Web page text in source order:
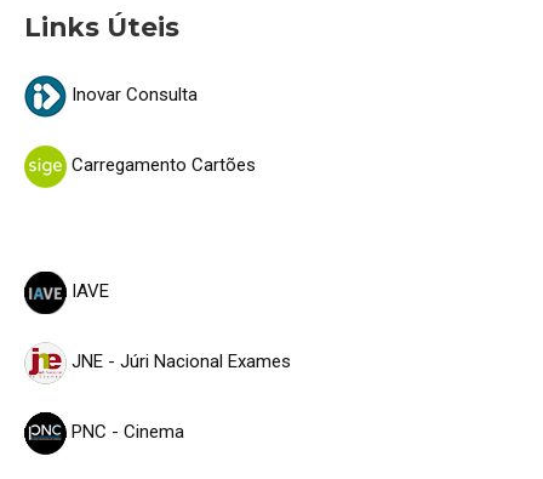
Links Úteis
Inovar Consulta
Carregamento Cartões
IAVE
JNE - Júri Nacional Exames
PNC - Cinema